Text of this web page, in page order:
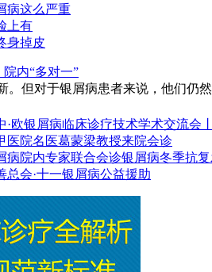
病这么严重
上有
身掉皮
院内“多对一”
。但对于银屑病患者来说，他们仍
·欧银屑病临床诊疗技术学术交流会
医院名医葛蒙梁教授来院会诊
病院内专家联合会诊银屑病冬季抗
总会·十一银屑病公益援助